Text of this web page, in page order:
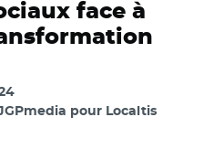
face à
pour Localtis